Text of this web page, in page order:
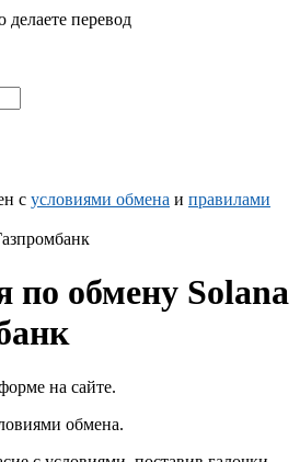
перевод
с условиями обмена и правилами
по обмену Solana
на сайте.
обмена.